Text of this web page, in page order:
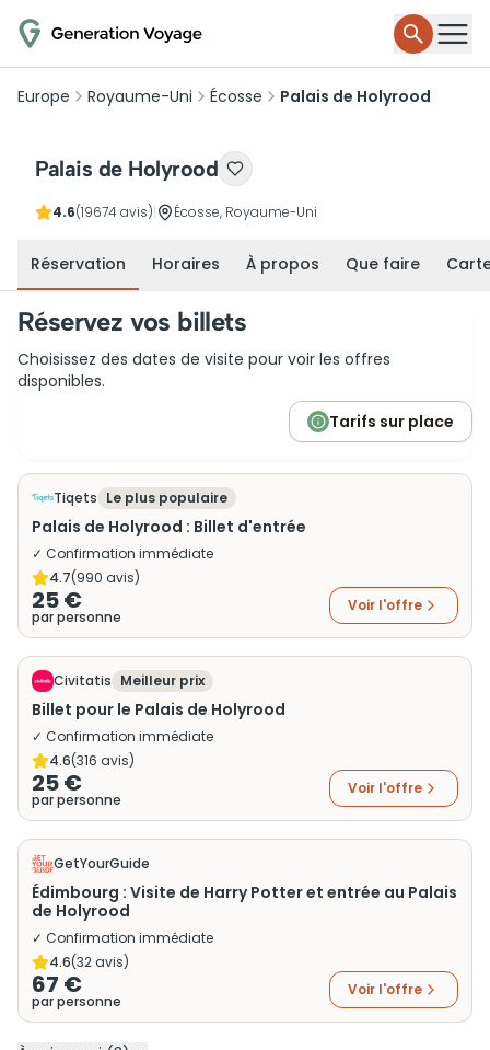
Europe Royaume-Uni Écosse Palais de Holyrood
Palais de Holyrood
4.6(19674 avis) Écosse, Royaume-Uni
Réservation Horaires À propos Que faire
Réservez vos billets
Choisissez des dates de visite pour voir les offres
disponibles.
Tarifs sur place
Tiqets Le plus populaire
Palais de Holyrood : Billet d'entrée
✓ Confirmation immédiate
4.7(990 avis)
25 €
par personne
Voir l'offre
Civitatis Meilleur prix
Billet pour le Palais de Holyrood
✓ Confirmation immédiate
4.6(316 avis)
25 €
par personne
Voir l'offre
GetYourGuide
Édimbourg : Visite de Harry Potter et entrée au Palais
de Holyrood
✓ Confirmation immédiate
4.6(32avis)
67 €
par personne
Voir l'offre